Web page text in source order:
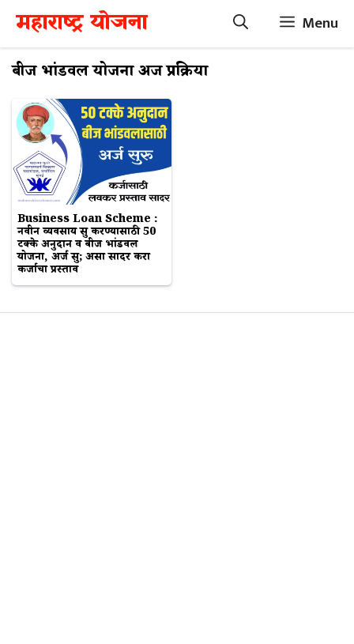
Skip
content
महाराष्ट्र योजना Menu
बीज भांडवल योजना अर्ज प्रक्रिया
Business Loan Scheme :
नवीन व्यवसाय सुरू करण्यासाठी 50
टक्के अनुदान व बीज भांडवल
योजना, अर्ज सुरू; असा सादर करा
कर्जाचा प्रस्ताव